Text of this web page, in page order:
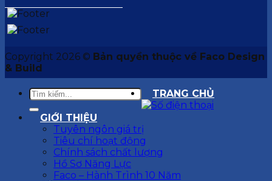
Copyright 2026 © Bản quyền thuộc về Faco Design
& Build
TRANG CHỦ
GIỚI THIỆU
Tuyên ngôn giá trị
Tiêu chí hoạt động
Chính sách chất lượng
Hồ Sơ Năng Lực
Faco – Hành Trình 10 Năm